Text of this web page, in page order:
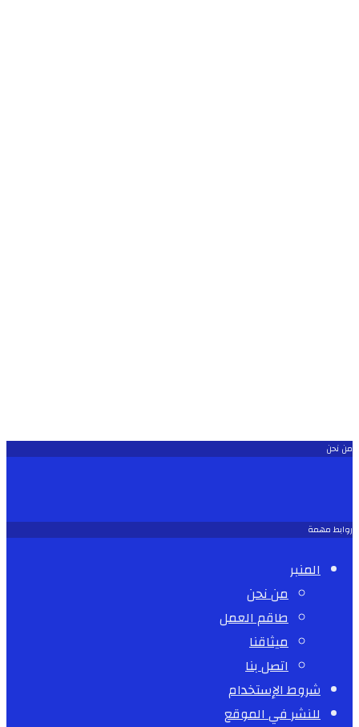
من نحن
روابط مهمة
المنبر
من نحن
طاقم العمل
ميثاقنا
اتصل بنا
شروط الإستخدام
للنشر في الموقع